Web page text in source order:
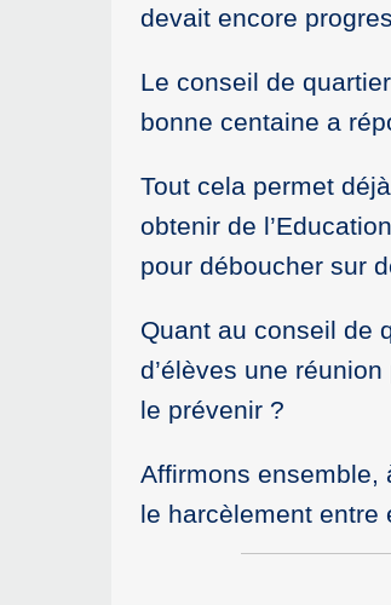
devait encore
Le conseil de
bonne centaine a
Tout cela permet
obtenir de
pour déboucher sur
Quant au conseil de
d’élèves une
le prévenir ?
Affirmons ensemble,
le harcèlement entre